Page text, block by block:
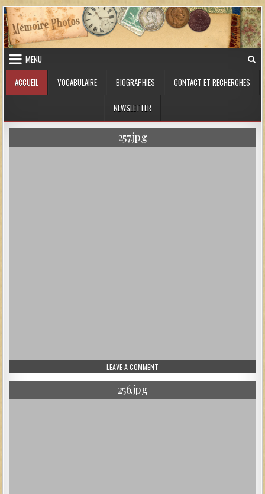
Skip to content
MENU
ACCUEIL
VOCABULAIRE BIOGRAPHIES CONTACT ET RECHERCHES
NEWSLETTER
LEAVE A COMMENT
257.jpg
256.jpg